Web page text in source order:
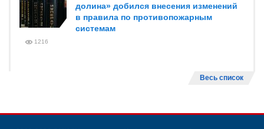
долина» добился внесения изменений
в правила по противопожарным
системам
1216
Весь список